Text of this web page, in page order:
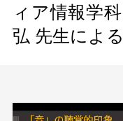
ィア情報学
弘 先生によ